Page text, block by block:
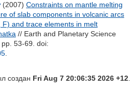
(2007) Constraints on mantle melting
of slab components in volcanic arcs
and trace elements in melt
// Earth and Planetary Science
53-69. doi:
создан Fri Aug 7 20:06:35 2026 +12